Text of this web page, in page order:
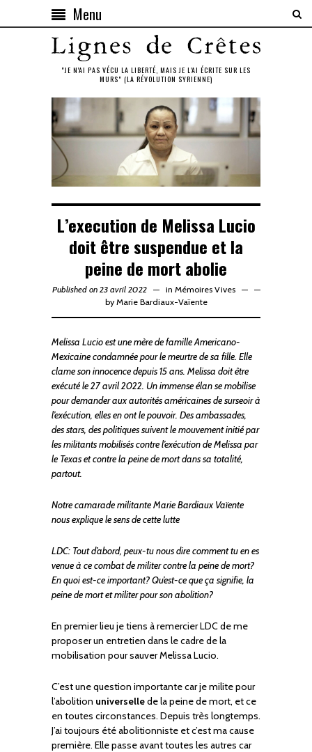
Menu
"JE N'AI PAS VÉCU LA LIBERTÉ, MAIS JE L'AI ÉCRITE SUR LES
MURS" (LA RÉVOLUTION SYRIENNE)
L’execution de Melissa Lucio
doit être suspendue et la
peine de mort abolie
Published on 23 avril 2022 in Mémoires Vives
—
by Marie Bardiaux-Vaïente
Melissa Lucio est une mère de famille Americano-
Mexicaine condamnée pour le meurtre de sa fille. Elle
clame son innocence depuis 15 ans. Melissa doit être
exécuté le 27 avril 2022. Un immense élan se mobilise
pour demander aux autorités américaines de surseoir à
l’exécution, elles en ont le pouvoir. Des ambassades,
des stars, des politiques suivent le mouvement initié par
les militants mobilisés contre l’exécution de Melissa par
le Texas et contre la peine de mort dans sa totalité,
partout.
Notre camarade militante Marie Bardiaux Vaïente
nous explique le sens de cette lutte
LDC: Tout d’abord, peux-tu nous dire comment tu en es
venue à ce combat de militer contre la peine de mort?
En quoi est-ce important? Qu’est-ce que ça signifie, la
peine de mort et militer pour son abolition?
En premier lieu je tiens à remercier LDC de me
proposer un entretien dans le cadre de la
mobilisation pour sauver Melissa Lucio.
C’est une question importante car je milite pour
l’abolition universellede la peine de mort, et ce
en toutes circonstances. Depuis très longtemps.
J’ai toujours été abolitionniste et c’est ma cause
première. Elle passe avant toutes les autres car